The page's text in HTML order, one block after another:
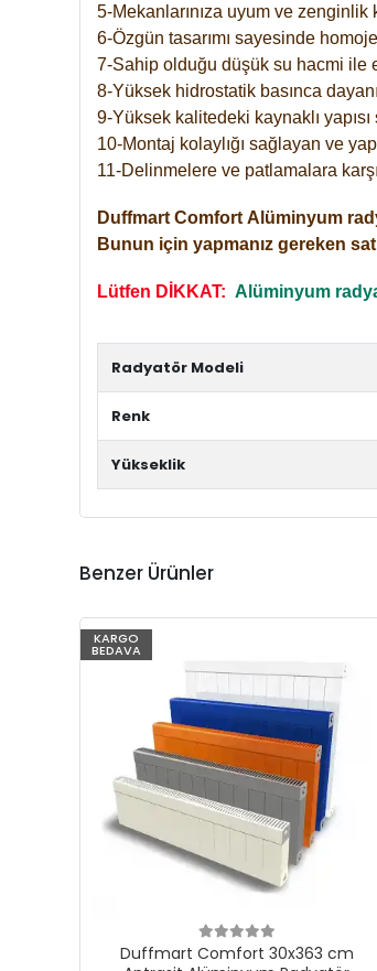
5-Mekanlarınıza uyum ve
6-Özgün tasarımı sayesinde
7-Sahip olduğu düşük su hacmi ile
8-Yüksek hidrostatik basınca
9-Yüksek kalitedeki kaynaklı
10-Montaj kolaylığı sağlayan ve
11-Delinmelere ve patlamalara
Duffmart Comfort Alüminyum
Bunun için yapmanız gereken
Lütfen DİKKAT: Alüminyum
Radyatör Modeli
Renk
Yükseklik
Benzer Ürünler
KARGO
BEDAVA
Duffmart Comfort 30x363 cm